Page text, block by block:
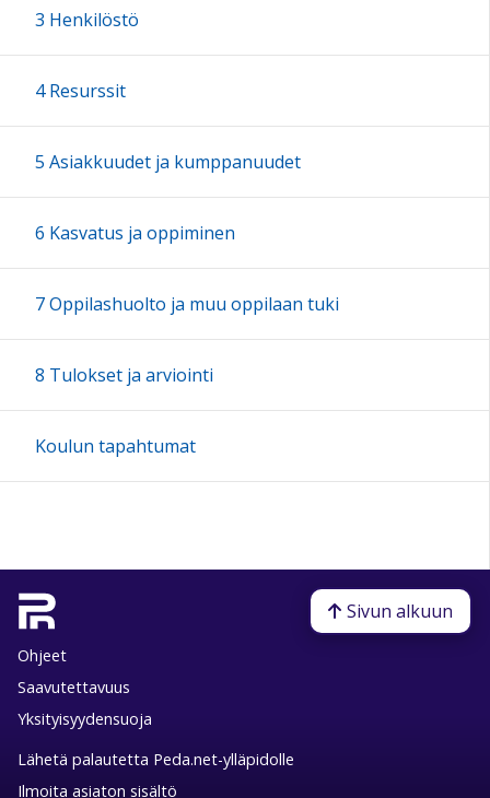
3 Henkilöstö
4 Resurssit
5 Asiakkuudet ja kumppanuudet
6 Kasvatus ja oppiminen
7 Oppilashuolto ja muu oppilaan tuki
8 Tulokset ja arviointi
Koulun tapahtumat
Ohjeet
Saavutettavuus
Yksityisyydensuoja
Lähetä palautetta Peda.net-ylläpidolle
Ilmoita asiaton sisältö
Sivun alkuun